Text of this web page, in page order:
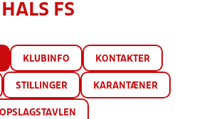
HALS FS
KLUBINFO KONTAKTER
STILLINGER KARANTÆNER
OPSLAGSTAVLEN